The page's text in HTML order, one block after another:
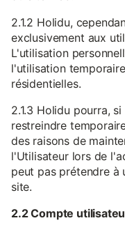
2.1.2 Holidu,
exclusivement aux
L'utilisation
l'utilisation
résidentielles.
2.1.3 Holidu pourra,
restreindre
des raisons de
l'Utilisateur lors de
peut pas prétendre à
site.
2.2 Compte